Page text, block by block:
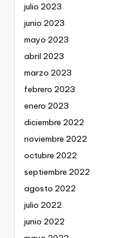
julio 2023
junio 2023
mayo 2023
abril 2023
marzo 2023
febrero 2023
enero 2023
diciembre 2022
noviembre 2022
octubre 2022
septiembre 2022
agosto 2022
julio 2022
junio 2022